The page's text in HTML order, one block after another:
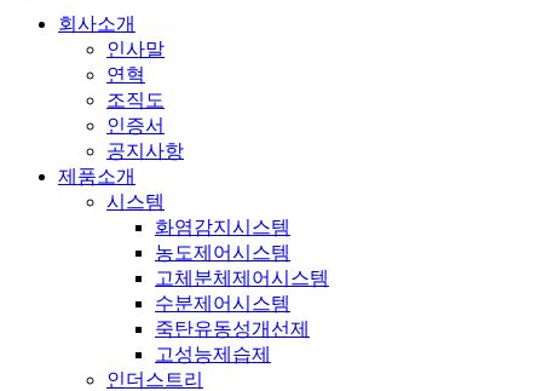
회사소개
인사말
연혁
조직도
인증서
공지사항
제품소개
시스템
화염감지시스템
농도제어시스템
고체분체제어시스템
수분제어시스템
죽탄유동성개선제
고성능제습제
인더스트리